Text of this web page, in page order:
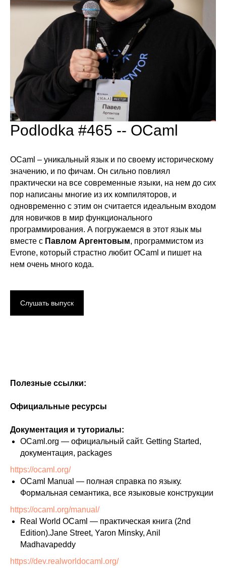
Podlodka #465 -- OCaml
OCaml – уникальный язык и по своему историческому
значению, и по фичам. Он сильно повлиял
практически на все современные языки, на нем до сих
пор написаны многие из их компиляторов, и
одновременно с этим он считается идеальным входом
для новичков в мир функционального
программирования. А погружаемся в этот язык мы
вместе с Павлом Аргентовым, программистом из
Evrone, который страстно любит OCaml и пишет на
нем очень много кода.
Слушать выпуск
Полезные ссылки:
Официальные ресурсы
Документация и туториалы:
OCaml.org — официальный сайт. Getting Started,
документация, packages
https://ocaml.org/
OCaml Manual — полная справка по языку.
Формальная семантика, все языковые конструкции
https://ocaml.org/manual/
Real World OCaml — практическая книга (2nd
Edition).Jane Street, Yaron Minsky, Anil
Madhavapeddy
https://dev.realworldocaml.org/